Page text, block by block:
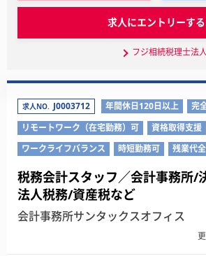
求人にエントリーする
フジ相続税理士法
求人NO. J0003712 年間休日120日以上
完
リモートワーク（在宅勤務）可
資格取得支援
ワークライフバランス
時短勤務可 残業代
税務会計スタッフ／会計事務所/
法人税務/資産税など
会計事務所サンタックスオフィス